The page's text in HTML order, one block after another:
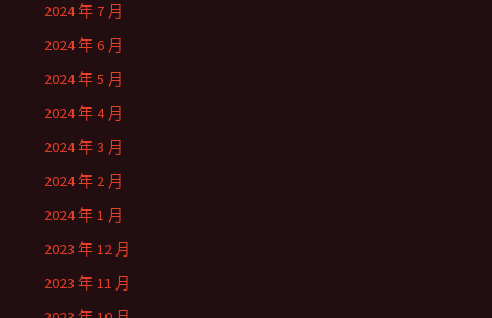
2024 年 7 月
2024 年 6 月
2024 年 5 月
2024 年 4 月
2024 年 3 月
2024 年 2 月
2024 年 1 月
2023 年 12 月
2023 年 11 月